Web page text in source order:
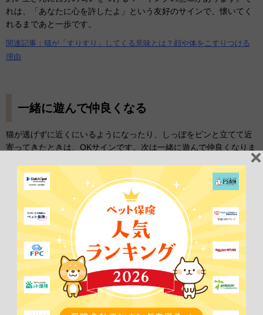
れは、「あなたに心を許したよ」という友好のサインで、懐いてく
れるまであと一歩です。
関連記事：猫が「すりすり」してくる意味とは？顔や体をこすりつける
理由
一緒に遊んで仲良くなる
猫が逃げずに近くにいるようになったり、しっぽをピンと立てて近
寄ってきたときは、OKサインです。次は一緒に遊んで仲良くなりま
強引にせずに辛抱強く待ちまし
ょう。
猫と一緒に遊ぶときは、猫じゃらしといったおもちゃを使います
が、紐やビニール袋でも構いません。最初から派手な遊びをしよう
とすると驚いて逃げられてしまうので、反応を見ながら、おもちゃ
をゆっくり動かしましょう。
次第に遊びに夢中になるとジャンプしたり走り回ったりするので、
動きを大きくしていくといいでしょう。遊びの息が合えば少しずつ
猫と仲良くなることができ、懐くことにつながります。